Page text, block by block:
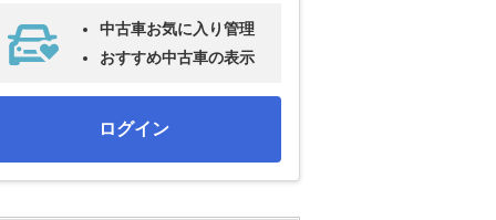
中古車お気に入り管理
おすすめ中古車の表示
ログイン